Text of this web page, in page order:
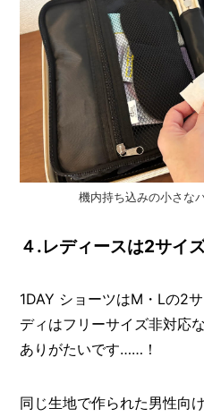
機内持ち込みの小さな
４.レディースは2サイ
1DAY ショーツはM・Lの2
ディはフリーサイズ非対応
ありがたいです……！
同じ生地で作られた男性向